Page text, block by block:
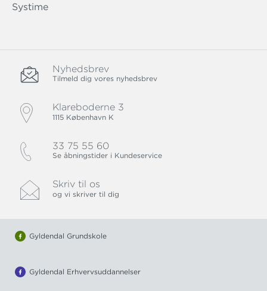
Systime
Nyhedsbrev
Tilmeld dig vores nyhedsbrev
Klareboderne 3
1115 København K
33 75 55 60
Se åbningstider i Kundeservice
Skriv til os
og vi skriver til dig
Gyldendal Grundskole
Gyldendal Erhvervsuddannelser